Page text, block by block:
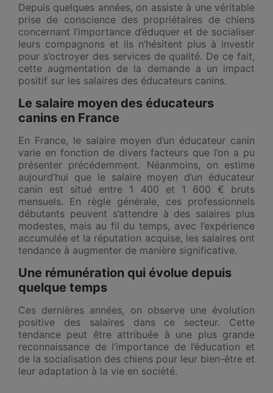
Depuis quelques années, on assiste à une véritable
prise de conscience des propriétaires de chiens
concernant l’importance d’éduquer et de socialiser
leurs compagnons et ils n’hésitent plus à investir
pour s’octroyer des services de qualité. De ce fait,
cette augmentation de la demande a un impact
positif sur les salaires des éducateurs canins.
Le salaire moyen des éducateurs
canins en France
En France, le salaire moyen d’un éducateur canin
varie en fonction de divers facteurs que l’on a pu
présenter précédemment. Néanmoins, on estime
aujourd’hui que le salaire moyen d’un éducateur
canin est situé entre 1 400 et 1 600 € bruts
mensuels. En règle générale, ces professionnels
débutants peuvent s’attendre à des salaires plus
modestes, mais au fil du temps, avec l’expérience
accumulée et la réputation acquise, les salaires ont
tendance à augmenter de manière significative.
Une rémunération qui évolue depuis
quelque temps
Ces dernières années, on observe une évolution
positive des salaires dans ce secteur. Cette
tendance peut être attribuée à une plus grande
reconnaissance de l’importance de l’éducation et
de la socialisation des chiens pour leur bien-être et
leur adaptation à la vie en société.